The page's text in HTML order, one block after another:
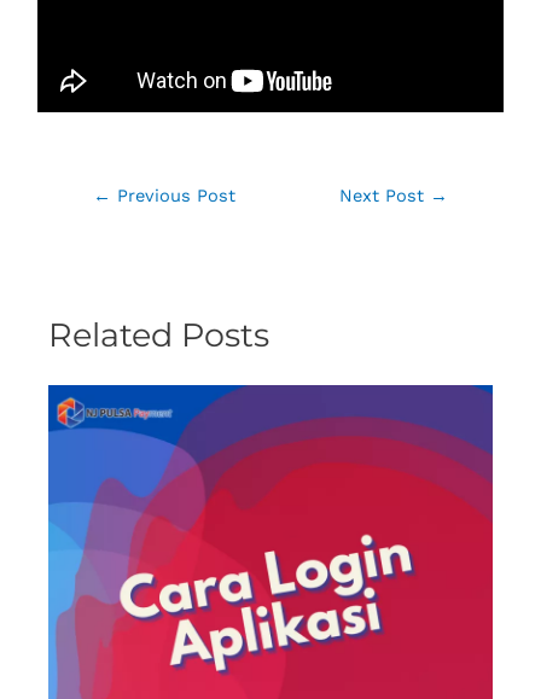
← Previous Post Next Post →
Related Posts